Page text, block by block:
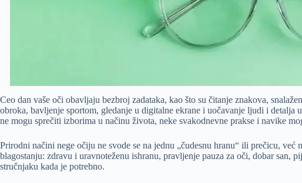
Ceo dan vaše oči obavljaju bezbroj zadataka, kao što su čitanje znakova,
obroka, bavljenje sportom, gledanje u digitalne ekrane i uočavanje ljudi i detalja
ne mogu sprečiti izborima u načinu života, neke svakodnevne prakse i navike
Prirodni načini nege očiju ne svode se na jednu „čudesnu hranu“ ili prečicu, već
blagostanju: zdravu i uravnoteženu ishranu, pravljenje pauza za oči, dobar san,
stručnjaku kada je potrebno.